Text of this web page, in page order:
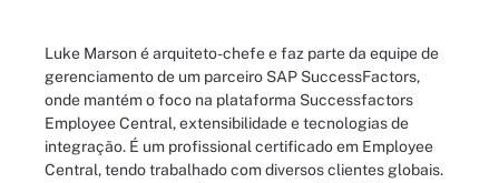
Luke Marson é arquiteto-chefe e faz parte da equipe de
gerenciamento de um parceiro SAP SuccessFactors,
onde mantém o foco na plataforma Successfactors
Employee Central, extensibilidade e tecnologias de
integração. É um profissional certificado em Employee
Central, tendo trabalhado com diversos clientes globais.